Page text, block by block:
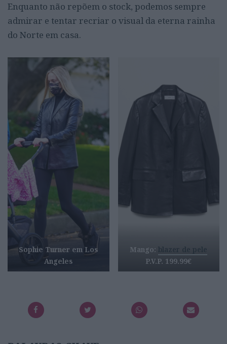
Enquanto não repõem o stock, podemos sempre
admirar e tentar recriar o visual da eterna rainha
do Norte em casa.
Sophie Turner em Los
Angeles
Mango:blazer de pele
P.V.P. 199.99€